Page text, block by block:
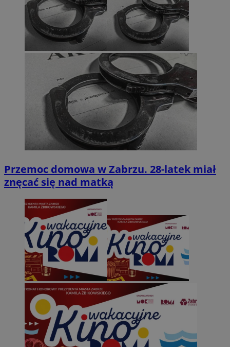
Przemoc domowa w Zabrzu. 28-latek miał
znęcać się nad matką